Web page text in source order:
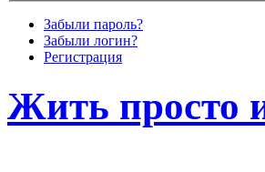
Забыли пароль?
Забыли логин?
Регистрация
Жить просто